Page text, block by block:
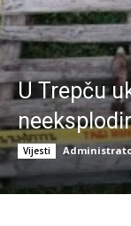
U Trepču
Vijesti